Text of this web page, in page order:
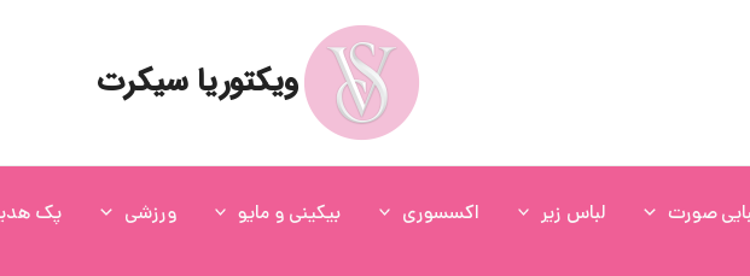
ویکتوریا سیکرت
صورت لباس زیر اکسسوری بیکینی و مایو ورزشی پک